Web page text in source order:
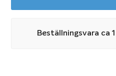
mitten tejpas medtejp för
Beställningsvara ca